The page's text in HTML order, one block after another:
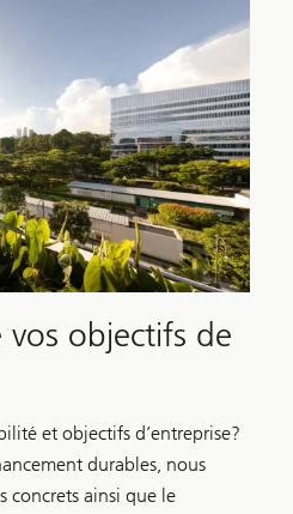
objectifs de
et objectifs d’entreprise?
durables, nous
concrets ainsi que le